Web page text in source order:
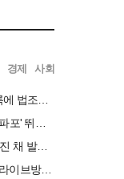
경제 사회
경기 광주 아파트 화단서 40대 女 숨진 채 발견…시신 옆엔 '이불'
용산 사는 일본인 여성 인플루언서, 라이브방송 도중 사망